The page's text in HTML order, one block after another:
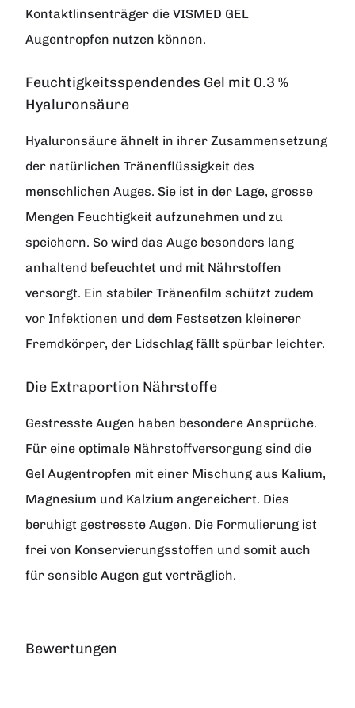
Kontaktlinsenträger die VISMED GEL
Augentropfen nutzen können.
Feuchtigkeitsspendendes Gel mit 0.3 %
Hyaluronsäure
Hyaluronsäure ähnelt in ihrer Zusammensetzung
der natürlichen Tränenflüssigkeit des
menschlichen Auges. Sie ist in der Lage, grosse
Mengen Feuchtigkeit aufzunehmen und zu
speichern. So wird das Auge besonders lang
anhaltend befeuchtet und mit Nährstoffen
versorgt. Ein stabiler Tränenfilm schützt zudem
vor Infektionen und dem Festsetzen kleinerer
Fremdkörper, der Lidschlag fällt spürbar leichter.
Die Extraportion Nährstoffe
Gestresste Augen haben besondere Ansprüche.
Für eine optimale Nährstoffversorgung sind die
Gel Augentropfen mit einer Mischung aus Kalium,
Magnesium und Kalzium angereichert. Dies
beruhigt gestresste Augen. Die Formulierung ist
frei von Konservierungsstoffen und somit auch
für sensible Augen gut verträglich.
Bewertungen